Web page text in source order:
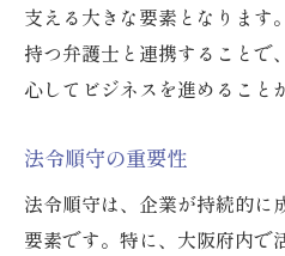
支える大きな要素となります
持つ弁護士と連携することで
心してビジネスを進めること
法令順守の重要性
法令順守は、企業が持続的に
要素です。特に、大阪府内で